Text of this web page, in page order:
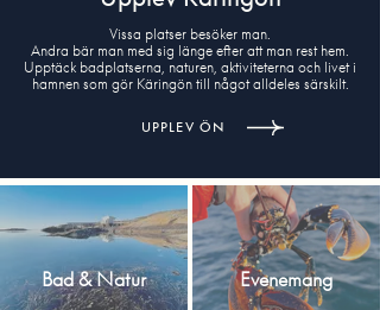
Vissa platser besöker man.
Andra bär man med sig länge efter att man rest hem.
Upptäck badplatserna, naturen, aktiviteterna och livet i
hamnen som gör Käringön till något alldeles särskilt.
UPPLEV ÖN
Bad & Natur Evenemang